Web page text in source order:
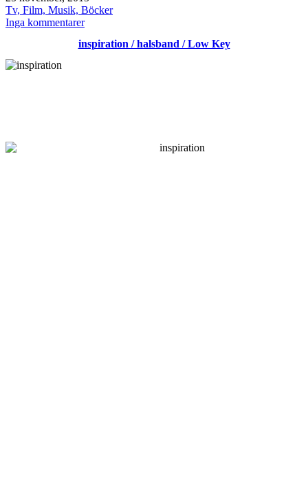
den
Kategoriserat
som
Tv, Film, Musik, Böcker
Inga kommentarertill
Värld
inspiration / halsband / Low Key